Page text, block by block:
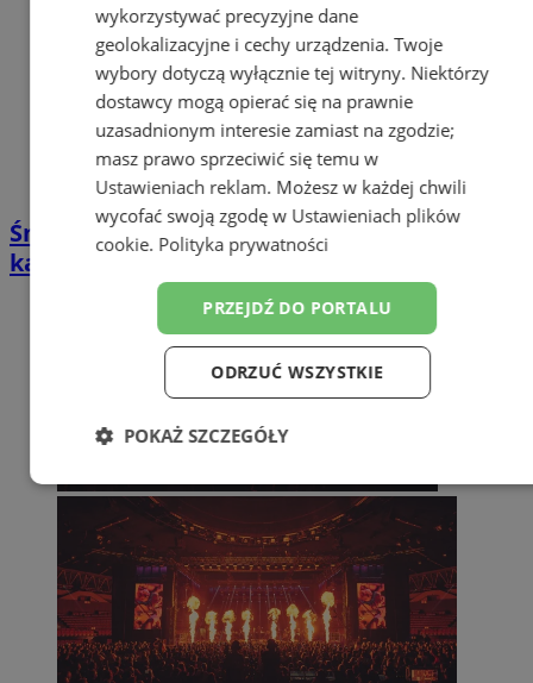
Śmiech, muzyka i emocje. Finałowa uczta
kabaretowa w Domu Muzyki i Tańca
wykorzystywać precyzyjne dane
geolokalizacyjne i cechy urządzenia. Twoje
wybory dotyczą wyłącznie tej witryny. Niektórzy
dostawcy mogą opierać się na prawnie
uzasadnionym interesie zamiast na zgodzie;
masz prawo sprzeciwić się temu w
Ustawieniach reklam. Możesz w każdej chwili
wycofać swoją zgodę w Ustawieniach plików
cookie. Polityka prywatności
PRZEJDŹ DO PORTALU
ODRZUĆ WSZYSTKIE
POKAŻ SZCZEGÓŁY
Niezbędne Wydajność Targetowanie
Funkcjonalność Niesklasyfikowane